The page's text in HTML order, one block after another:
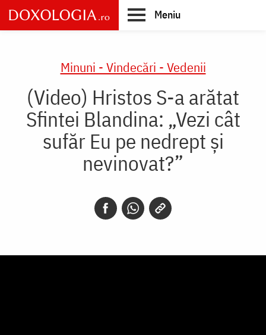
Skip
to
main
Meniu
Minuni - Vindecări - Vedenii
(Video) Hristos S-a arătat
Sfintei Blandina: „Vezi cât
sufăr Eu pe nedrept și
nevinovat?”